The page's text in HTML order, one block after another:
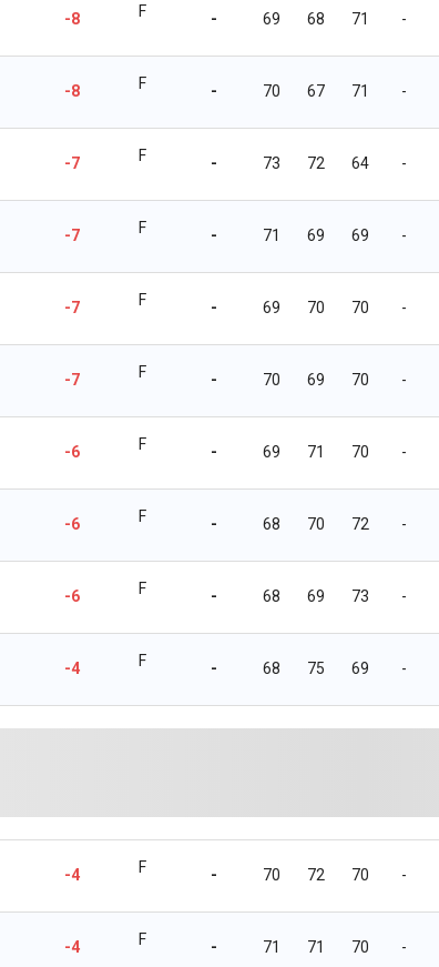
-8 F - 69 68 71 -
-8 F - 70 67 71 -
-7 F - 73 72 64 -
-7 F - 71 69 69 -
-7 F - 69 70 70 -
-7 F - 70 69 70 -
-6 F - 69 71 70 -
-6 F - 68 70 72 -
-6 F - 68 69 73 -
-4 F - 68 75 69 -
-4 F - 70 72 70 -
-4 F - 71 71 70 -